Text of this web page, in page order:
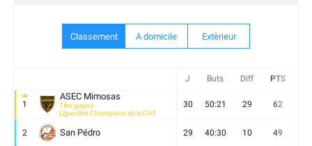
Classement A domicile Extèrieur
J Buts Diff PTS
1
ASEC Mimosas
Titre gagné
Ligue des Champions de la CAF
30 50:21 29 62
2 San Pédro 29 40:30 10 49